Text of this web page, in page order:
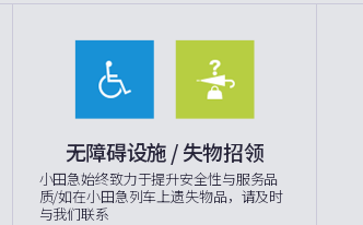
无障碍设施 / 失物招领
小田急始终致力于提升安全性与服务品
质/如在小田急列车上遗失物品，请及时
与我们联系